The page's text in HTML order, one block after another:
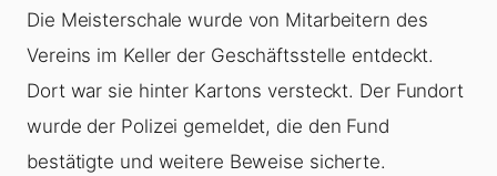
Die Meisterschale wurde von Mitarbeitern des
Vereins im Keller der Geschäftsstelle entdeckt.
Dort war sie hinter Kartons versteckt. Der Fundort
wurde der Polizei gemeldet, die den Fund
bestätigte und weitere Beweise sicherte.